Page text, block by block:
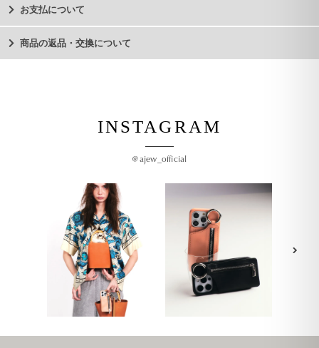
お支払について
商品の返品・交換について
INSTAGRAM
@ajew_official